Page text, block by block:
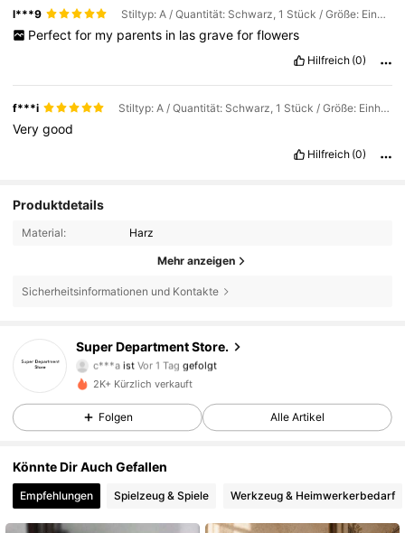
l***9 Stiltyp: A / Quantität: Schwarz, 1 Stück / Größe: Einheitsgröße
Perfect for my parents in las grave for flowers
Hilfreich (0)
f***i Stiltyp: A / Quantität: Schwarz, 1 Stück / Größe: Einheitsgröße
Verygood
Hilfreich (0)
Produktdetails
Material: Harz
Mehr anzeigen
Sicherheitsinformationen und Kontakte
Super Department Store.
4,40
36 Follower
c***aist Vor 1 Tag gefolgt
4,40
36 Follower
4,40 36 Follower
4,40 36 Follower
4,40 36 Follower
2K+ Kürzlich verkauft
Folgen Alle Artikel
Könnte Dir Auch Gefallen
Empfehlungen Spielzeug & Spiele Werkzeug & Heimwerkerbedarf